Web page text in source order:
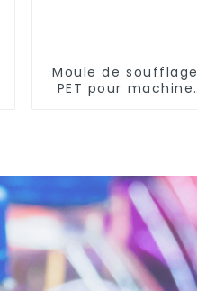
Moule de soufflage
PET pour machine